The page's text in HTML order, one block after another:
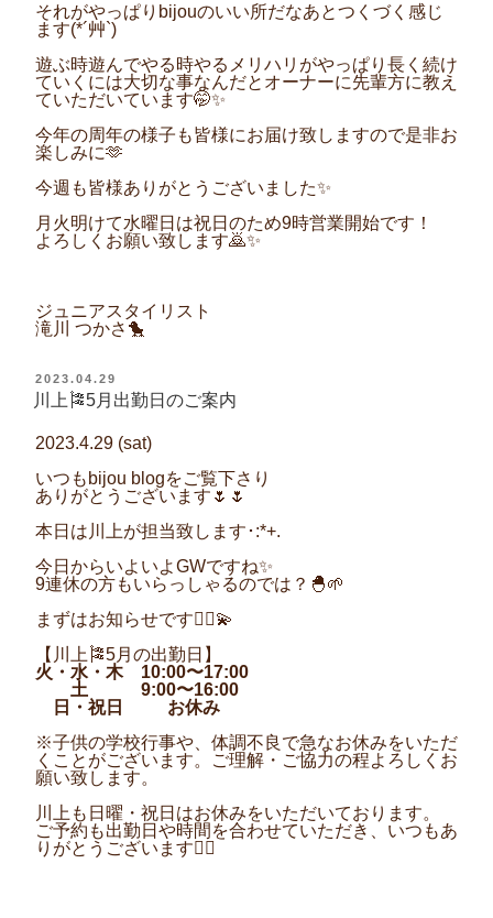
それがやっぱりbijouのいい所だなあとつくづく感じ
ます(*´艸`)
遊ぶ時遊んでやる時やるメリハリがやっぱり長く続け
ていくには大切な事なんだとオーナーに先輩方に教え
ていただいています🤭✨
今年の周年の様子も皆様にお届け致しますので是非お
楽しみに🫶
今週も皆様ありがとうございました✨
月火明けて水曜日は祝日のため9時営業開始です！
よろしくお願い致します🙇✨
ジュニアスタイリスト
滝川 つかさ🐤
投
稿
日:
2023.04.29
川上🎏5月出勤日のご案内
2023.4.29 (sat)
いつも bijou blogをご覧下さり
ありがとうございます 🌷🌷
本日は川上が担当致します･ :*+.
今日からいよいよGWですね✨
9連休の方もいらっしゃるのでは？🐣🌱
まずはお知らせです💁‍♀️💫
【川上 🎏5月の出勤日】
火・水・木 10:00〜17:00
土
9:00〜16:00
日・祝日
お休み
※子供の学校行事や、体調不良で急なお休みをいただ
くことがございます。ご理解・ご協力の程よろしくお
願い致します。
川上も日曜・祝日はお休みをいただいております。
ご予約も出勤日や時間を合わせていただき、いつもあ
りがとうございます🙇‍♂️